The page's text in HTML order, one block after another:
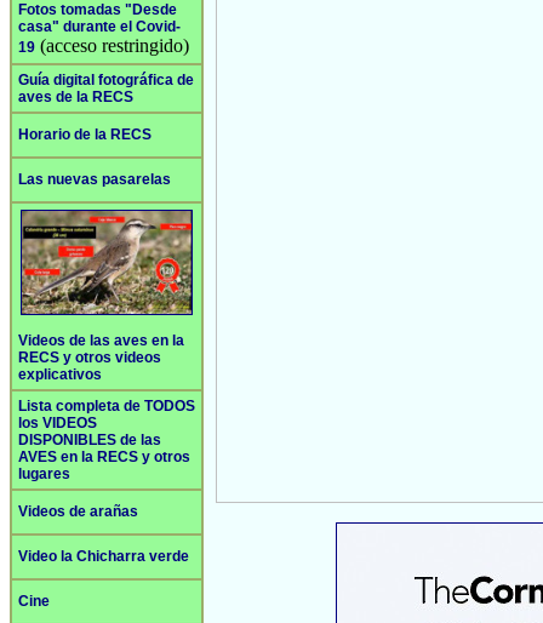
Fotos tomadas "Desde
casa" durante el Covid-
19 (acceso restringido)
Guía digital fotográfica de
aves de la RECS
Horario de la RECS
Las nuevas pasarelas
Videos de las aves en la
RECS y otros videos
explicativos
Lista completa de TODOS
los VIDEOS
DISPONIBLES de las
AVES en la RECS y otros
lugares
Videos de arañas
Video la Chicharra verde
Cine